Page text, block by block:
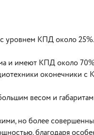
уровнем КПД около
и имеют КПД около
оконечники
весом и
но более
благодаря